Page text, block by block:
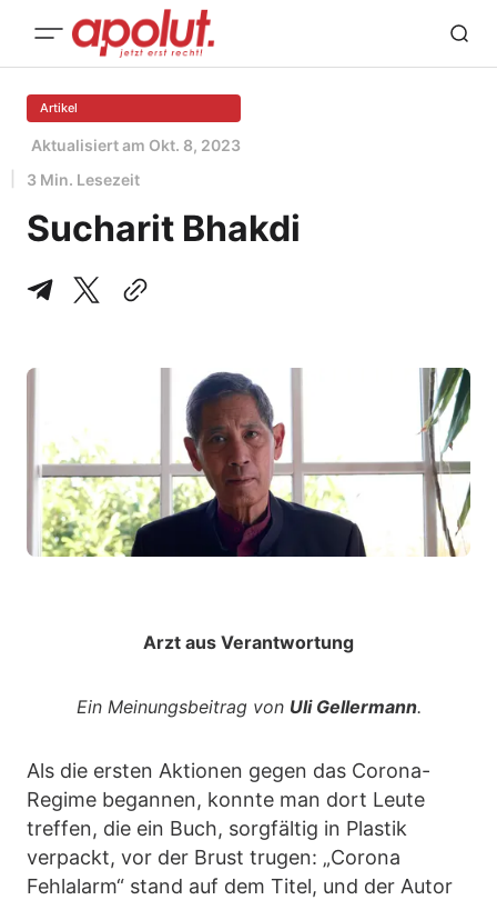
Artikel
Aktualisiert am Okt. 8, 2023
3 Min. Lesezeit
Sucharit Bhakdi
Arzt aus Verantwortung
Ein Meinungsbeitrag von Uli Gellermann.
Als die ersten Aktionen gegen das Corona-
Regime begannen, konnte man dort Leute
treffen, die ein Buch, sorgfältig in Plastik
verpackt, vor der Brust trugen: „Corona
Fehlalarm“ stand auf dem Titel, und der Autor